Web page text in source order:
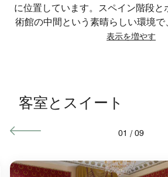
に位置しています。スペイン階段と
術館の中間という素晴らしい環境で
表示を増やす
客室とスイート
01 / 09